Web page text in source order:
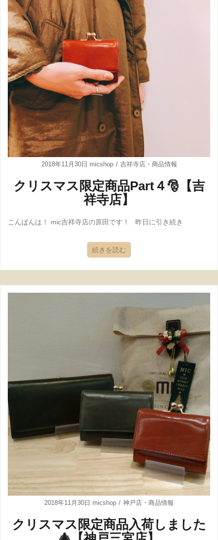
2018年11月30日 micshop 吉祥寺店・ 商品情報
クリスマス限定商品Part４🎅【吉
祥寺店】
こんばんは！ mic吉祥寺店の原田です！ 昨日に引き続き
続きを読む
2018年11月30日 micshop 神戸店 ・ 商品情報
クリスマス限定商品入荷しました